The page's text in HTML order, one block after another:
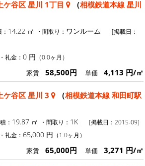
ケ谷区 星川 1丁目 （相模鉄道本線 星川
14.22 ㎡ ・間取り： ワンルーム
[掲載日：
・礼金： 0 円 （0.0ヶ月）
家賃 58,500円 単価 4,113 円/㎡
ケ谷区 星川 3 （相模鉄道本線 和田町駅
： 19.87 ㎡ ・間取り： 1K
[掲載日：2015-09]
・礼金： 65,000 円 （1.0ヶ月）
家賃 65,000円 単価 3,271 円/㎡